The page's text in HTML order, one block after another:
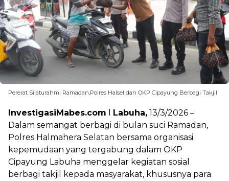
Pererat Silaturahmi Ramadan,Polres Halsel dan OKP Cipayung Berbagi Takjil
InvestigasiMabes.com Labuha, 13/3/2026 –
Dalam semangat berbagi di bulan suci Ramadan,
Polres Halmahera Selatan bersama organisasi
kepemudaan yang tergabung dalam OKP
Cipayung Labuha menggelar kegiatan sosial
berbagi takjil kepada masyarakat, khususnya para